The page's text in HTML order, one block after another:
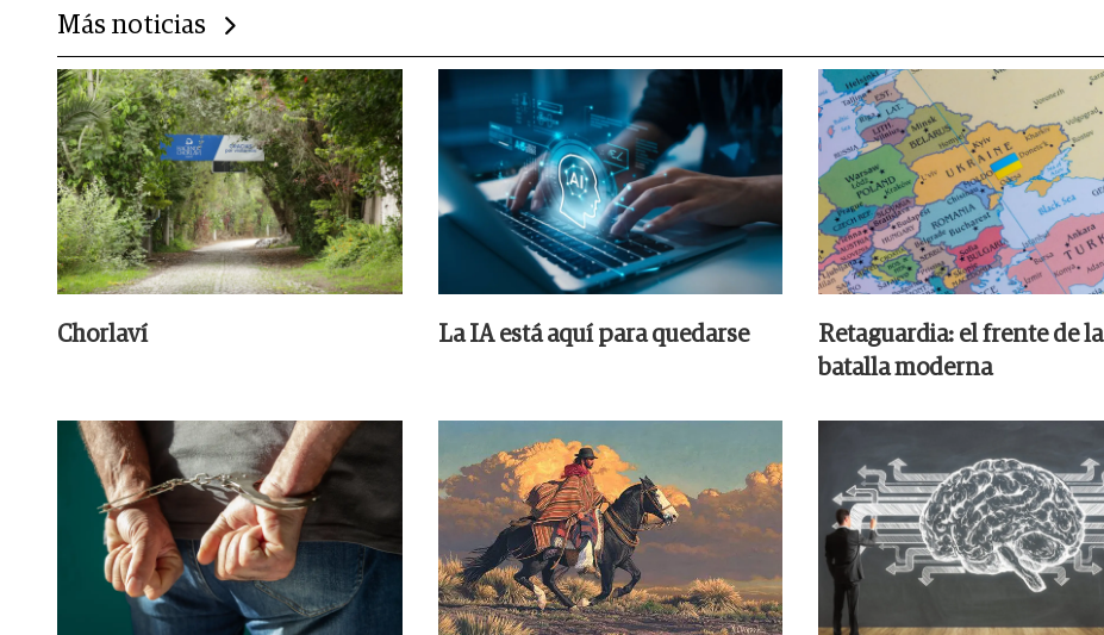
Más noticias
Chorlaví La IA está aquí para quedarse
Retaguardia: el frente de la
batalla moderna